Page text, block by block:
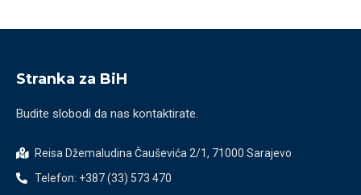
Stranka za BiH
Budite slobodi da nas kontaktirate.
Reisa Džemaludina Čauševića 2/1, 71000 Sarajevo
Telefon: +387 (33) 573 470